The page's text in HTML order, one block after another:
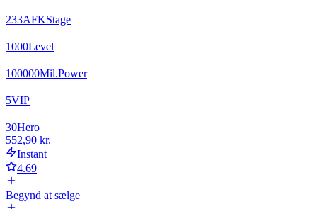
233AFKStage
1000Level
100000Mil.Power
5VIP
30Hero
552,90 kr.
Instant
4.69
Begynd at sælge